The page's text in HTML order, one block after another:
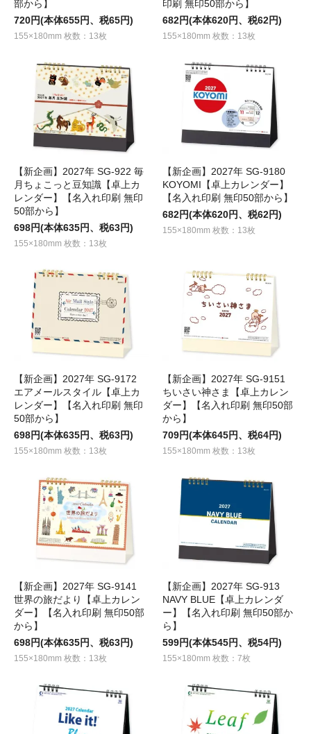
部から】
720円(本体655円、税65円)
155×180mm 枚数：13枚
印刷 無印50部から】
682円(本体620円、税62円)
155×180mm 枚数：13枚
【新企画】2027年 SG-922 毎
月ちょこっと豆知識【卓上カ
レンダー】【名入れ印刷 無印
50部から】
698円(本体635円、税63円)
155×180mm 枚数：13枚
【新企画】2027年 SG-9180
KOYOMI【卓上カレンダー】
【名入れ印刷 無印50部から】
682円(本体620円、税62円)
155×180mm 枚数：13枚
【新企画】2027年 SG-9172
エアメールスタイル【卓上カ
レンダー】【名入れ印刷 無印
50部から】
698円(本体635円、税63円)
155×180mm 枚数：13枚
【新企画】2027年 SG-9151
ちいさい神さま【卓上カレン
ダー】【名入れ印刷 無印50部
から】
709円(本体645円、税64円)
155×180mm 枚数：13枚
【新企画】2027年 SG-9141
世界の旅だより【卓上カレン
ダー】【名入れ印刷 無印50部
から】
698円(本体635円、税63円)
155×180mm 枚数：13枚
【新企画】2027年 SG-913
NAVY BLUE【卓上カレンダ
ー】【名入れ印刷 無印50部か
ら】
599円(本体545円、税54円)
155×180mm 枚数：7枚